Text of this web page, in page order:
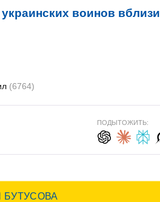
воинов вблизи
(6764)
ПОДЫТОЖИТЬ: